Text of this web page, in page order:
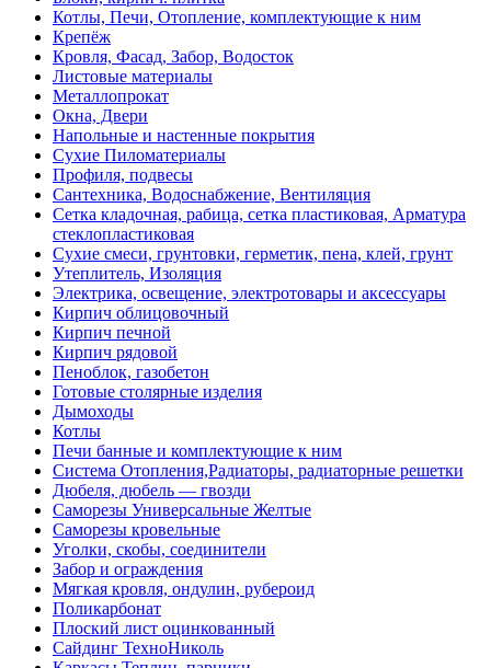
Котлы, Печи, Отопление, комплектующие к ним
Крепёж
Кровля, Фасад, Забор, Водосток
Листовые материалы
Металлопрокат
Окна, Двери
Напольные и настенные покрытия
Сухие Пиломатериалы
Профиля, подвесы
Сантехника, Водоснабжение, Вентиляция
Сетка кладочная, рабица, сетка пластиковая, Арматура
стеклопластиковая
Сухие смеси, грунтовки, герметик, пена, клей, грунт
Утеплитель, Изоляция
Электрика, освещение, электротовары и аксессуары
Кирпич облицовочный
Кирпич печной
Кирпич рядовой
Пеноблок, газобетон
Готовые столярные изделия
Дымоходы
Котлы
Печи банные и комплектующие к ним
Система Отопления,Радиаторы, радиаторные решетки
Дюбеля, дюбель — гвозди
Саморезы Универсальные Желтые
Саморезы кровельные
Уголки, скобы, соединители
Забор и ограждения
Мягкая кровля, ондулин, рубероид
Поликарбонат
Плоский лист оцинкованный
Сайдинг ТехноНиколь